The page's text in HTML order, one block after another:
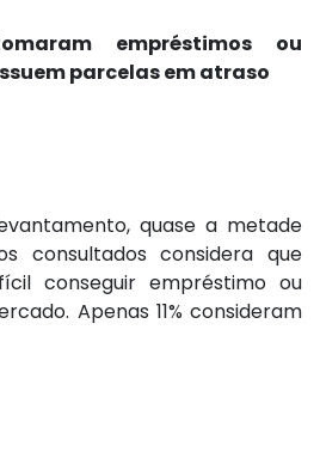
empréstimos ou
parcelas em atraso
quase a metade
consultados considera que
conseguir empréstimo ou
Apenas 11% consideram